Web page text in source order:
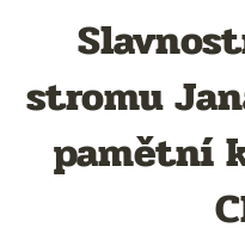
stromu
pamětní